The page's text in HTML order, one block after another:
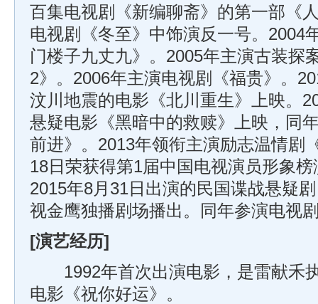
百集电视剧《新编聊斋》的第一部《
电视剧《冬至》中饰演反一号。2004
门楼子九丈九》。2005年主演古装探
2》。2006年主演电视剧《福贵》。
汶川地震的电影《北川重生》上映。
悬疑电影《黑暗中的救赎》上映，同
前进》。2013年领衔主演励志温情剧
18日荣获得第1届中国电视演员形象
2015年8月31日出演的民国谍战悬疑
视金鹰独播剧场播出。同年参演电视
[演艺经历]
1992年首次出演电影，是雷献禾
电影《祝你好运》。